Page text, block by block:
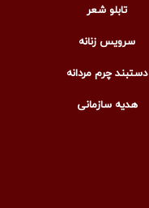
تابلو شعر
سرویس زنانه
دستبند چرم مردانه
هدیه سازمانی